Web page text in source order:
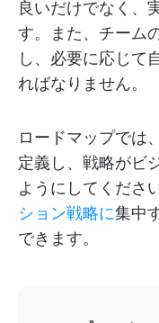
良いだけでなく、
す。また、チーム
し、必要に応じて
ればなりません。
ロードマップでは
定義し、戦略がビ
ようにしてくださ
ション戦略に集中
できます。